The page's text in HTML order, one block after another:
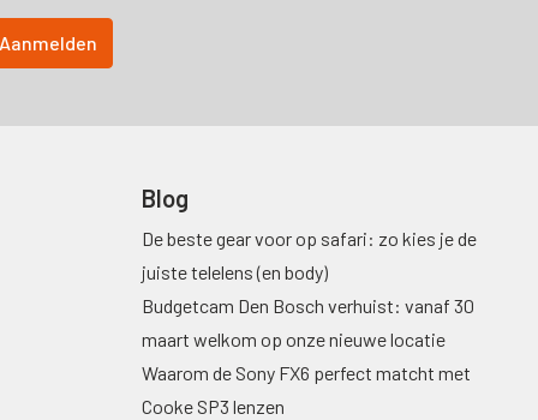
Blog
De beste gear voor op safari: zo kies je de
juiste telelens (en body)
Budgetcam Den Bosch verhuist: vanaf 30
maart welkom op onze nieuwe locatie
Waarom de Sony FX6 perfect matcht met
Cooke SP3 lenzen